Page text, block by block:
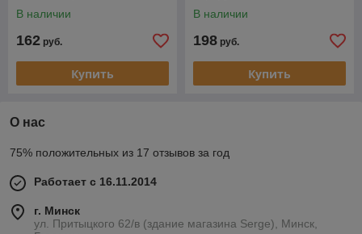
В наличии
162 руб.
Купить
В наличии
198 руб.
Купить
О нас
75% положительных из 17 отзывов за год
Работает с 16.11.2014
г. Минск
ул. Притыцкого 62/в (здание магазина Serge), Минск,